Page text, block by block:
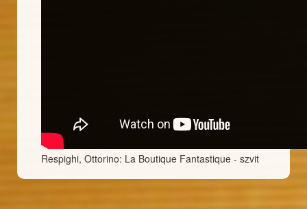
Respighi, Ottorino: La Boutique Fantastique - szvit